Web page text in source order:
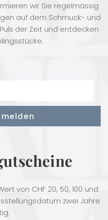
wir Sie regelmässig
auf dem Schmuck- und
der Zeit und entdecken
von CHF 20, 50, 100 und
zwei Jahre